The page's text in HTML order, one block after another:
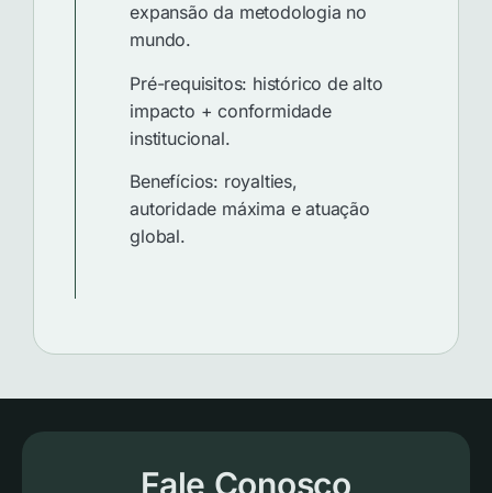
expansão da metodologia no
mundo.
Pré-requisitos: histórico de alto
impacto + conformidade
institucional.
Benefícios: royalties,
autoridade máxima e atuação
global.
Fale Conosco